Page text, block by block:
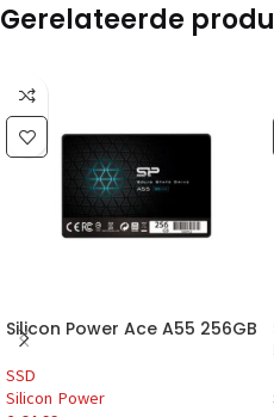
Gerelateerde
Silicon Power Ace A55 256GB
SSD
Silicon Power